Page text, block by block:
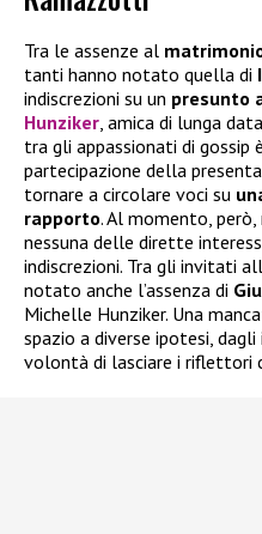
Tra le assenze al
tanti hanno notato quella di
indiscrezioni su un presunto
Hunziker, amica di lunga
tra gli appassionati di gossip
partecipazione della
tornare a circolare voci su
rapporto. Al momento,
nessuna delle dirette
indiscrezioni. Tra gli invitati
notato anche l’assenza di
Michelle Hunziker. Una
spazio a diverse ipotesi,
volontà di lasciare i riflettori